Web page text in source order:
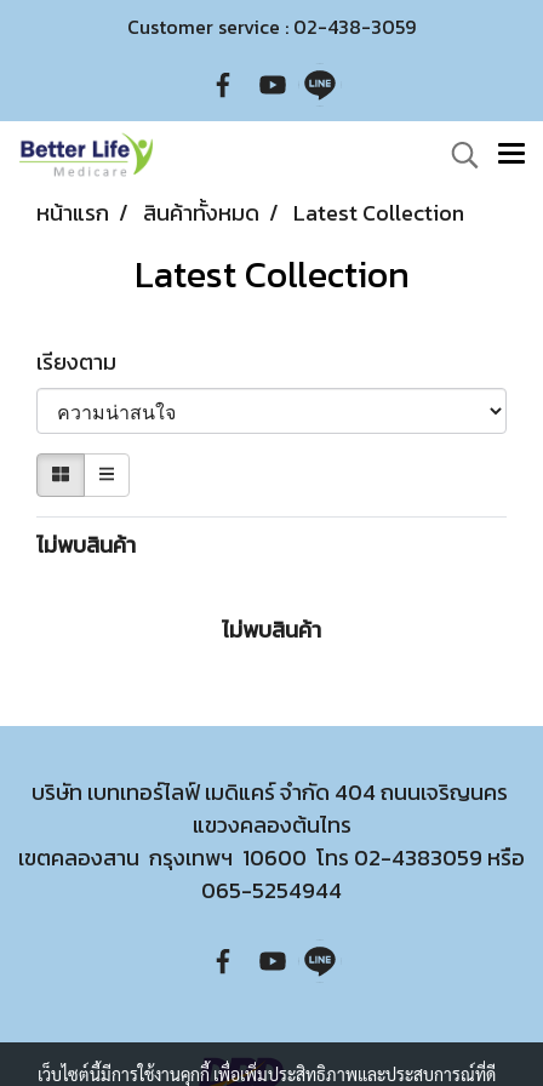
Customer service : 02-438-3059
หน้าแรก สินค้าทั้งหมด Latest Collection
Latest Collection
เรียงตาม
ไม่พบสินค้า
ไม่พบสินค้า
บริษัท เบทเทอร์ไลฟ์ เมดิแคร์ จำกัด 404 ถนนเจริญนคร
แขวงคลองต้นไทร
เขตคลองสาน กรุงเทพฯ 10600 โทร 02-4383059 หรือ
065-5254944
เว็บไซต์นี้มีการใช้งานคุกกี้ เพื่อเพิ่มประสิทธิภาพและประสบการณ์ที่ดี